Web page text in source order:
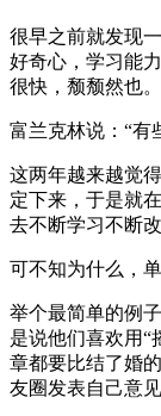
很早之前就发现
好奇心，学习能
很快，颓颓然也。
富兰克林说：“有
这两年越来越觉
定下来，于是就
去不断学习不断
可不知为什么，
举个最简单的例
是说他们喜欢用“
章都要比结了婚
友圈发表自己意